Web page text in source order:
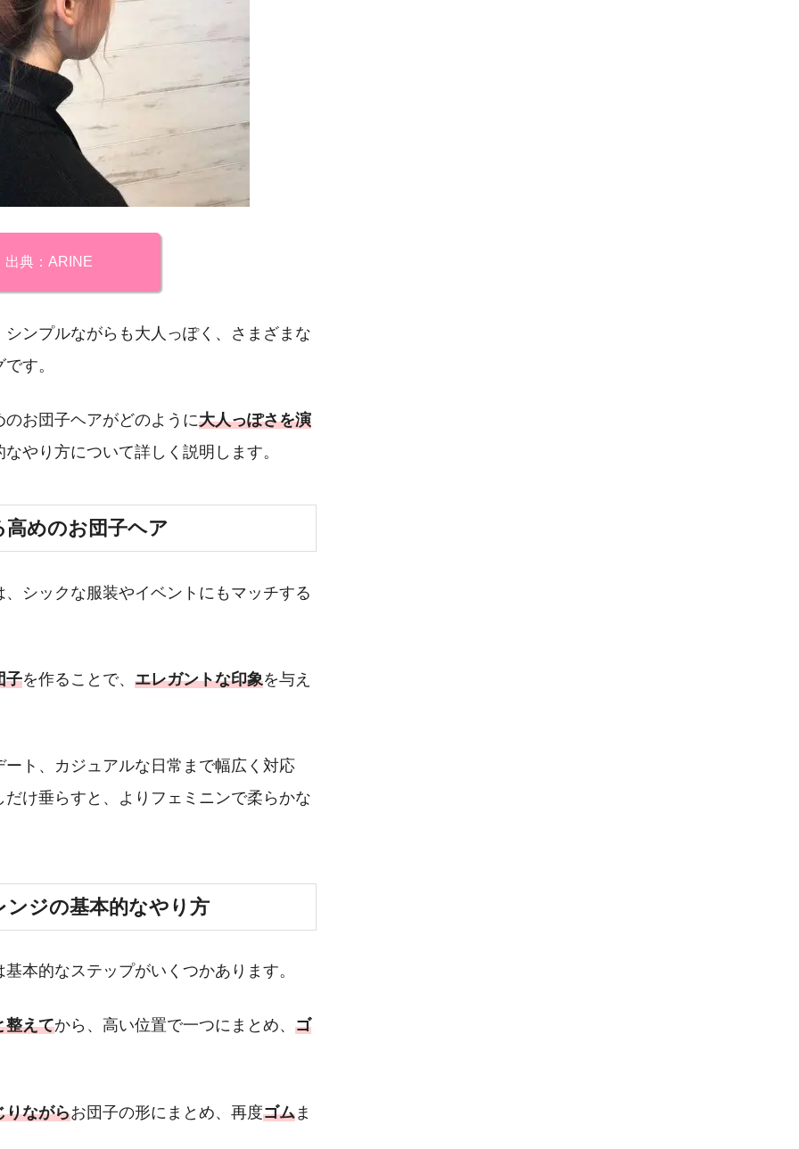
出典：ARINE
ンプルながらも大人っぽく、さまざまな
す。
お団子ヘアがどのように大人っぽさを演
やり方について詳しく説明します。
めのお団子ヘア
シックな服装やイベントにもマッチする
子を作ることで、 エレガントな印象を与え
ト、カジュアルな日常まで幅広く対応
け垂らすと、よりフェミニンで柔らかな
ジの基本的なやり方
本的なステップがいくつかあります。
整えてから、高い位置で一つにまとめ、 ゴ
りながらお団子の形にまとめ、再度ゴム ま